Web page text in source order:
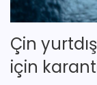
Çin
için